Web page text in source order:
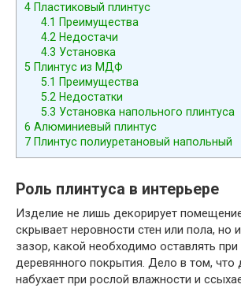
4 Пластиковый плинтус
4.1 Преимущества
4.2 Недостачи
4.3 Установка
5 Плинтус из МДФ
5.1 Преимущества
5.2 Недостатки
5.3 Установка напольного плинтуса
6 Алюминиевый плинтус
7 Плинтус полиуретановый напольный
Роль плинтуса в интерьере
Изделие не лишь декорирует
скрывает неровности стен или пола, но
зазор, какой необходимо оставлять при
деревянного покрытия. Дело в том, что
набухает при рослой влажности и